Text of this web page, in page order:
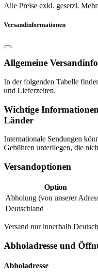
Alle Preise exkl. gesetzl.
Versandinformationen
Allgemeine
In der folgenden Tabelle
und Lieferzeiten.
Wichtige
Länder
Internationale Sendungen
Gebühren unterliegen, die
Versandoptionen
Option
Abholung (von unserer
Deutschland
Versand nur innerhalb
Abholadresse und
Abholadresse